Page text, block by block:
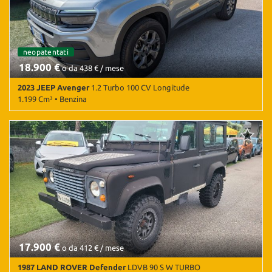
• Sensori di parcheggio posteriori • Navigatore satellitare • Touch
screen • USB • Vivavoce • Volante multifunzione
neopatentati
18.900 €o da 438 € / mese
2023 JEEP Avenger1.2 Turbo 100 CV Longitude
1.199 Cm³ • Benzina
21.932 Km • Cambio Manuale (6) • Antracite metallizzato • 5 Porte •
ABS • Airbag • Airbag laterali • Airbag Passeggero • Airbag testa •
Autoradio • Autoradio digitale • Bluetooth • Bracciolo • Cerchi in
lega • Chiusura centralizzata • Climatizzatore • Controllo trazione •
Cruise Control • ESP • Fari LED • Frenata d'emergenza assistita •
Immobilizzatore elettronico • Sensore di luce • Sensore di pioggia
• Servosterzo • Specchietti laterali elettrici
17.900 €o da 412 € / mese
1987 LAND ROVER DefenderLDVB 90 S W TURBO